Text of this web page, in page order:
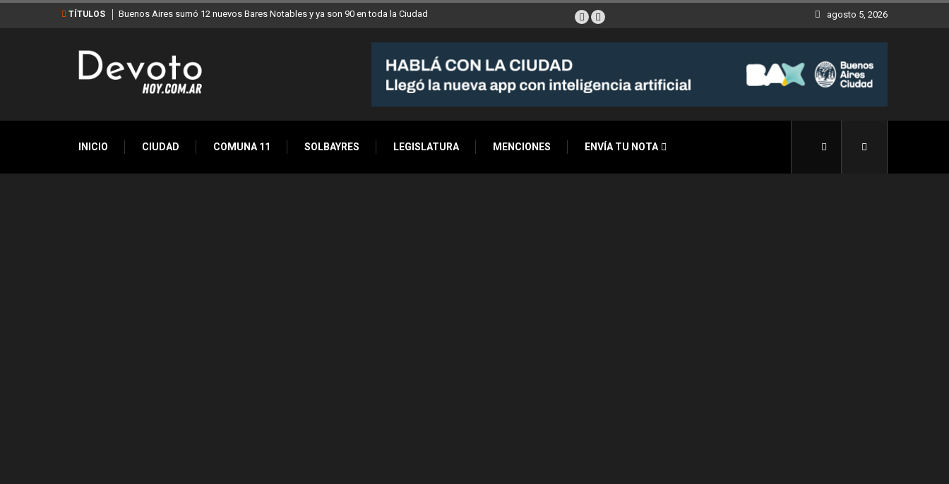
TÍTULOS Buenos Aires sumó 12 nuevos Bares Notables y ya son 90 en toda la Ciudad agosto 5, 2026
INICIO CIUDAD COMUNA 11 SOLBAYRES LEGISLATURA MENCIONES ENVÍA TU NOTA